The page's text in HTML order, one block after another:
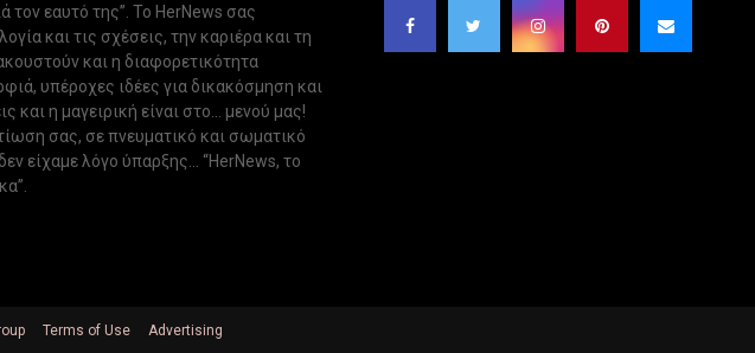
τον εαυτό της”. Το HerNews σας
και τις σχέσεις, την καριέρα και τη
και η διαφορετικότητα
υπέροχες ιδέες για δικακόσμηση και
η μαγειρική είναι στο... μενού μας!
σας, σε πνευματικό και σωματικό
είχαμε λόγο ύπαρξης... “HerNews, το
Terms of Use Advertising